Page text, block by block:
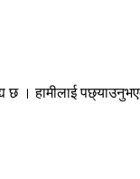
छ । हामीलाई